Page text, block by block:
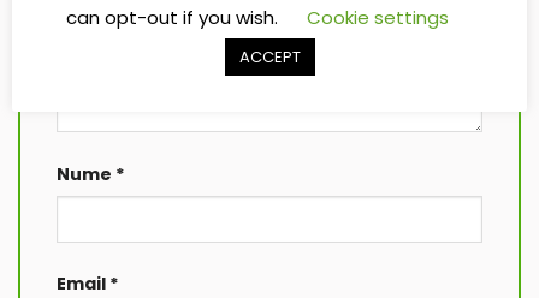
Nume *
Email *
can opt-out if you wish.
Cookie settings
ACCEPT